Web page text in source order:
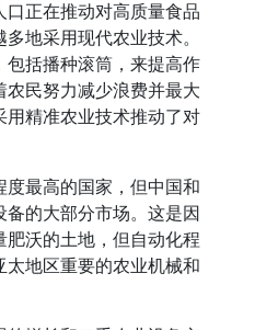
正在推动对高质量食品
地采用现代农业技术。
括播种滚筒，来提高作
民努力减少浪费并最大
用精准农业技术推动了对
最高的国家，但中国和
的大部分市场。这是因
沃的土地，但自动化程
地区重要的农业机械和